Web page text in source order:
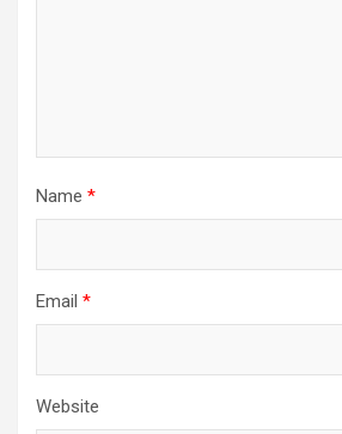
Name *
Email *
Website